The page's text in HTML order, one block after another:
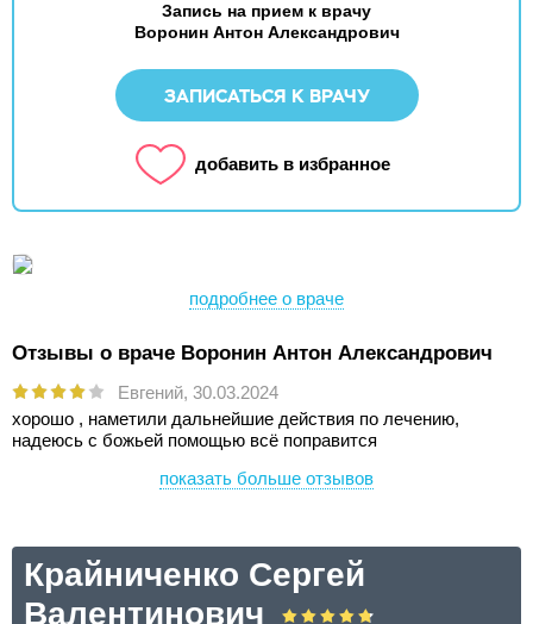
Запись на прием к врачу
Воронин Антон Александрович
ЗАПИСАТЬСЯ К ВРАЧУ
добавить в избранное
подробнее о враче
Отзывы о враче Воронин Антон Александрович
Евгений, 30.03.2024
хорошо , наметили дальнейшие действия по лечению,
надеюсь с божьей помощью всё поправится
показать больше отзывов
Крайниченко Сергей
Валентинович